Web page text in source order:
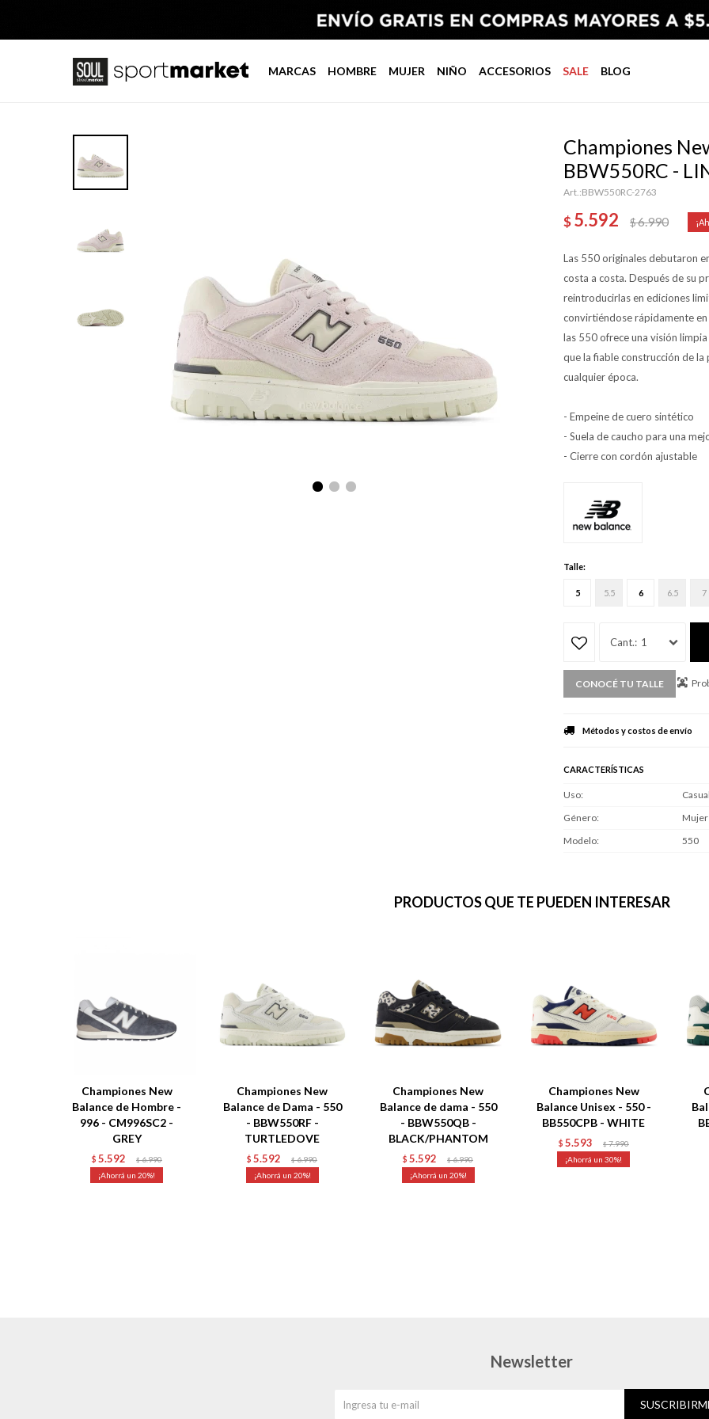
MARCAS HOMBRE MUJER NIÑO ACCESORIOS SALE BLOG
Championes
BBW550RC -
BBW550RC-2763
$5.592 $6.990
Las 550 originales debutaron
costa a costa. Después de su
reintroducirlas en ediciones
convirtiéndose rápidamente
las 550 ofrece una visión
que la fiable construcción de
cualquier época.
- Empeine de cuero sintético
- Suela de caucho para una
- Cierre con cordón ajustable
Talle:
5 5.5 6 6.5 7
1
CONOCÉ TU TALLE
Métodos y costos de envío
CARACTERÍSTICAS
Uso
Género
Mujer
Modelo
550
PRODUCTOS QUE TE PUEDEN INTERESAR
Championes New
Balance de Hombre -
996 - CM996SC2 -
GREY
$ 5.592 $ 6.990
20
Championes New
Balance de Dama - 550
- BBW550RF -
TURTLEDOVE
$ 5.592 $ 6.990
20
Championes New
Balance de dama - 550
- BBW550QB -
BLACK/PHANTOM
$ 5.592 $ 6.990
20
Championes New
Balance Unisex - 550 -
BB550CPB - WHITE
$ 5.593 $ 7.990
30
Newsletter